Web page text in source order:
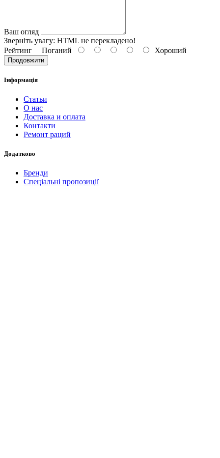
Ваш огляд
Зверніть увагу: HTML не перекладено!
Рейтинг Поганий Хороший
Продовжити
Інформація
Статьи
О нас
Доставка и оплата
Контакти
Ремонт раций
Додатково
Бренди
Спеціальні пропозиції